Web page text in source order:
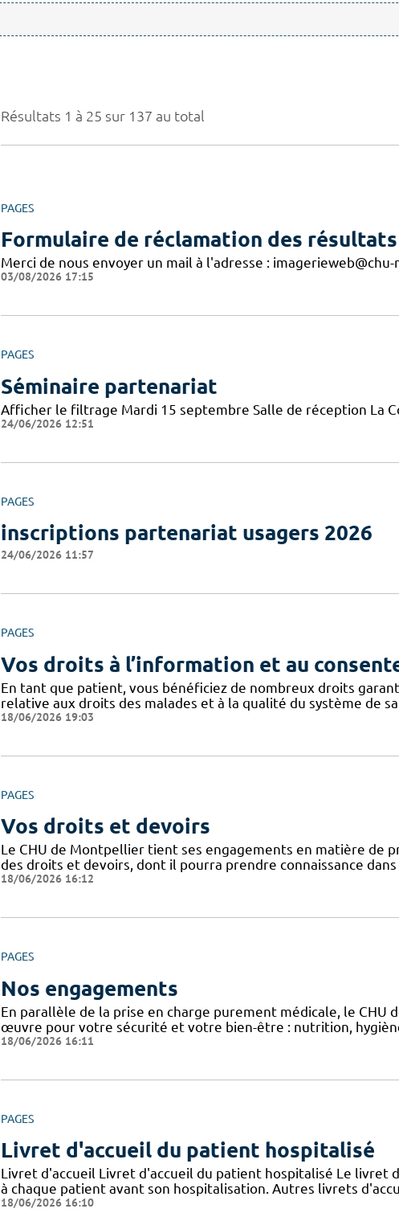
Résultats 1 à 25 sur 137 au total
PAGES
Formulaire de réclamation des
Merci de nous envoyer un mail à l'adresse :
03/08/2026 17:15
PAGES
Séminaire partenariat
Afficher le filtrage Mardi 15 septembre Salle de réception La
24/06/2026 12:51
PAGES
inscriptions partenariat usagers 2026
24/06/2026 11:57
PAGES
Vos droits à l’information et au
En tant que patient, vous bénéficiez de nombreux droits
relative aux droits des malades et à la qualité du système de
18/06/2026 19:03
PAGES
Vos droits et devoirs
Le CHU de Montpellier tient ses engagements en matière de
des droits et devoirs, dont il pourra prendre connaissance
18/06/2026 16:12
PAGES
Nos engagements
En parallèle de la prise en charge purement médicale, le
œuvre pour votre sécurité et votre bien-être : nutrition,
18/06/2026 16:11
PAGES
Livret d'accueil du patient hospitalisé
Livret d'accueil Livret d'accueil du patient hospitalisé Le livret
à chaque patient avant son hospitalisation. Autres livrets
18/06/2026 16:10